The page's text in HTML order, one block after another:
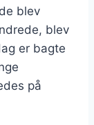
blev
blev
er bagte
på